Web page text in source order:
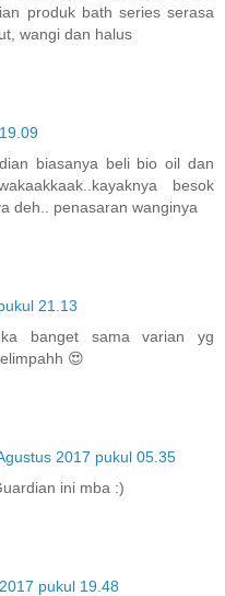
produk bath series serasa
wangi dan halus
biasanya beli bio oil dan
besok
deh.. penasaran wanginya
21.13
banget sama varian yg
😍
2017 pukul 05.35
ini mba :)
pukul 19.48